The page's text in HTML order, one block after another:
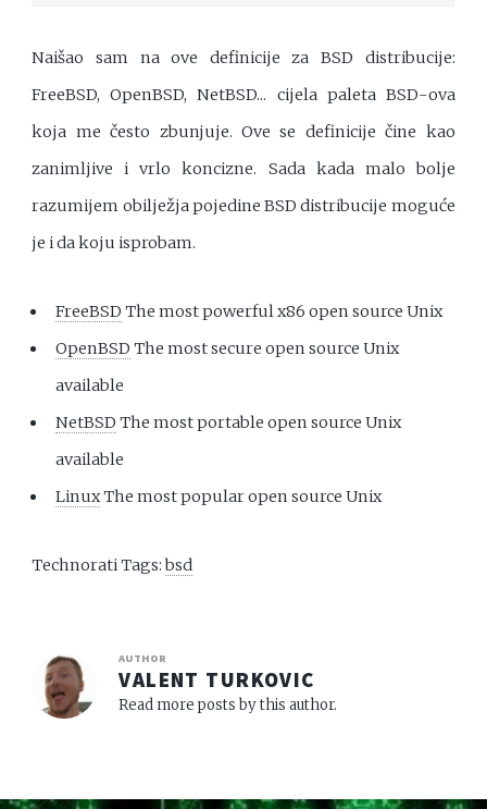
Naišao sam na ove definicije za BSD distribucije:
FreeBSD, OpenBSD, NetBSD... cijela paleta BSD-ova
koja me često zbunjuje. Ove se definicije čine kao
zanimljive i vrlo koncizne. Sada kada malo bolje
razumijem obilježja pojedine BSD distribucije moguće
je i da koju isprobam.
FreeBSD The most powerful x86 open source Unix
OpenBSD The most secure open source Unix
available
NetBSD The most portable open source Unix
available
LinuxThe most popular open source Unix
Technorati Tags:bsd
AUTHOR
VALENT TURKOVIC
Read more posts by this author.